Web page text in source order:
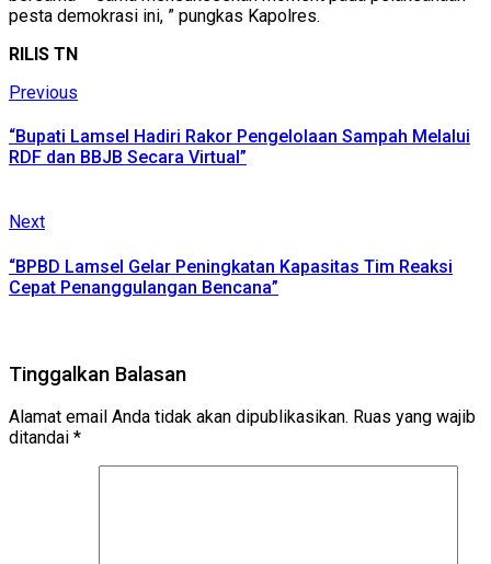
pesta demokrasi ini, ” pungkas Kapolres.
RILIS TN
Continue
Reading
Previous
“Bupati Lamsel Hadiri Rakor Pengelolaan Sampah Melalui
RDF dan BBJB Secara Virtual”
NextNext
“BPBD Lamsel Gelar Peningkatan Kapasitas Tim Reaksi
Cepat Penanggulangan Bencana”
Tinggalkan Balasan
Alamat email Anda tidak akan dipublikasikan. Ruas yang wajib
ditandai *